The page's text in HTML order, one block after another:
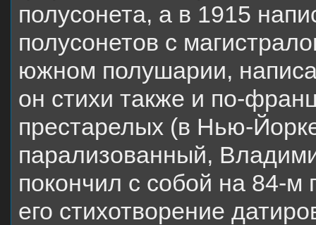
полусонета, а в 1915
полусонетов с
южном полушарии,
он стихи также и по-
престарелых (в Нью-
парализованный,
покончил с собой на 84-м
его стихотворение